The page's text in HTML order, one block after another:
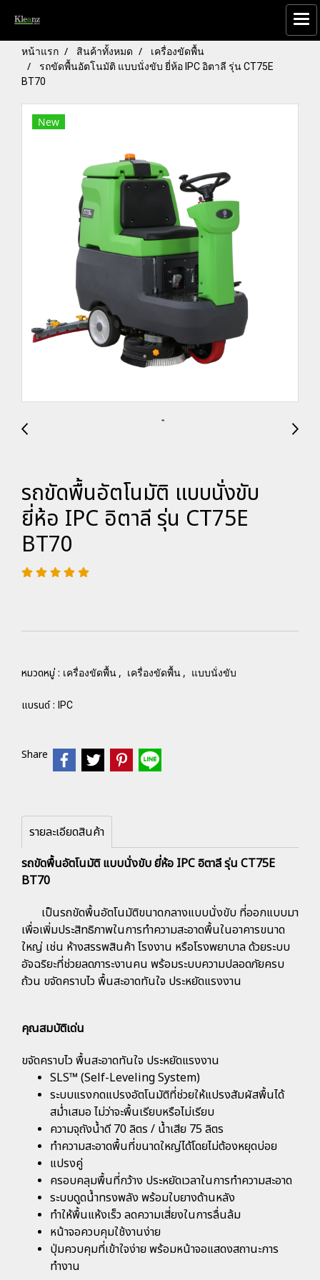
หน้าแรก สินค้าทั้งหมด
เครื่องขัดพื้น
รถขัดพื้นอัตโนมัติ แบบนั่งขับ ยี่ห้อ IPC อิตาลี รุ่น CT75E
BT70
New
รถขัดพื้นอัตโนมัติ แบบนั่งขับ
ยี่ห้อ IPC อิตาลี รุ่น CT75E
BT70
หมวดหมู่ : เครื่องขัดพื้น, เครื่องขัดพื้น, แบบนั่งขับ
แบรนด์ : IPC
Share
รายละเอียดสินค้า
รถขัดพื้นอัตโนมัติ แบบนั่งขับ ยี่ห้อ IPC อิตาลี รุ่น CT75E
BT70
เป็นรถขัดพื้นอัตโนมัติขนาดกลางแบบนั่งขับ ที่ออกแบบมา
เพื่อเพิ่มประสิทธิภาพในการทำความสะอาดพื้นในอาคารขนาด
ใหญ่ เช่น ห้างสรรพสินค้า โรงงาน หรือโรงพยาบาล ด้วยระบบ
อัจฉริยะที่ช่วยลดภาระงานคน พร้อมระบบความปลอดภัยครบ
ถ้วน ขจัดคราบไว พื้นสะอาดทันใจ ประหยัดแรงงาน
คุณสมบัติเด่น
ขจัดคราบไว พื้นสะอาดทันใจ ประหยัดแรงงาน
SLS™ (Self-Leveling System)
ระบบแรงกดแปรงอัตโนมัติที่ช่วยให้แปรงสัมผัสพื้นได้
สม่ำเสมอ ไม่ว่าจะพื้นเรียบหรือไม่เรียบ
ความจุถังน้ำดี 70 ลิตร / น้ำเสีย 75 ลิตร
ทำความสะอาดพื้นที่ขนาดใหญ่ได้โดยไม่ต้องหยุดบ่อย
แปรงคู่
ครอบคลุมพื้นที่กว้าง ประหยัดเวลาในการทำความสะอาด
ระบบดูดน้ำทรงพลัง พร้อมใบยางด้านหลัง
ทำให้พื้นแห้งเร็ว ลดความเสี่ยงในการลื่นล้ม
หน้าจอควบคุมใช้งานง่าย
ปุ่มควบคุมที่เข้าใจง่าย พร้อมหน้าจอแสดงสถานะการ
ทำงาน